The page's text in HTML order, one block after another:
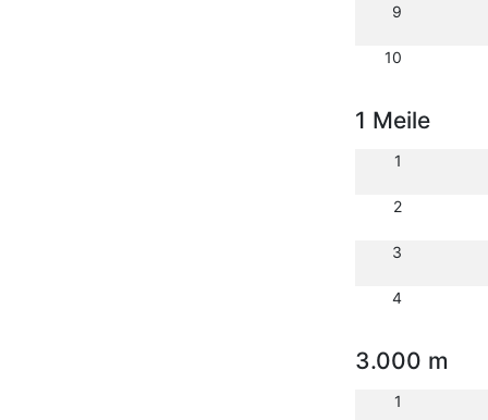
9
10
1 Meile
1
2
3
4
3.000 m
1